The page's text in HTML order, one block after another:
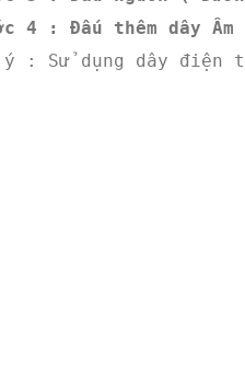
4 : Đấu thêm dây
ý : Sử dụng dây điện